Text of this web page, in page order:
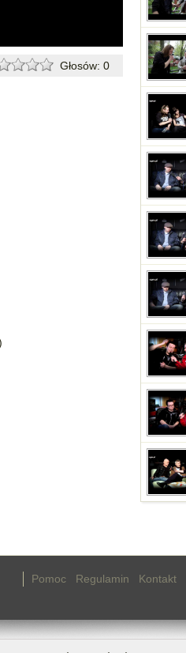
Głosów: 0
Pomoc Regulamin Kontakt